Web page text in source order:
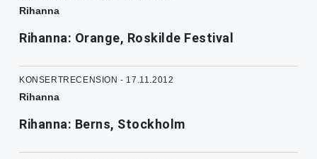
Rihanna
Rihanna: Orange, Roskilde Festival
KONSERTRECENSION - 17.11.2012
Rihanna
Rihanna: Berns, Stockholm